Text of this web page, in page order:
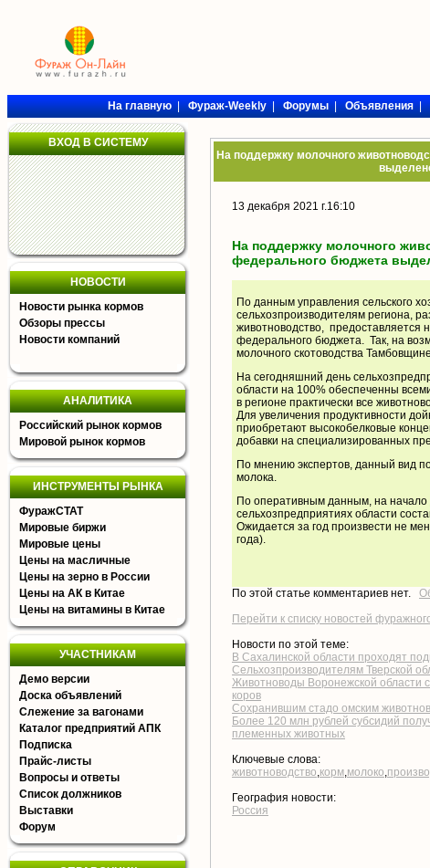
На главную|Фураж-Weekly|Форумы|Объявления|
ВХОД В СИСТЕМУ
НОВОСТИ
Новости рынка кормов
Обзоры прессы
Новости компаний
АНАЛИТИКА
Российский рынок кормов
Мировой рынок кормов
ИНСТРУМЕНТЫ РЫНКА
ФуражСТАТ
Мировые биржи
Мировые цены
Цены на масличные
Цены на зерно в России
Цены на АК в Китае
Цены на витамины в Китае
УЧАСТНИКАМ
Демо версии
Доска объявлений
Слежение за вагонами
Каталог предприятий АПК
Подписка
Прайс-листы
Вопросы и ответы
Список должников
Выставки
Форум
На поддержку молочного
13 декабря 2021 г.16:10
На поддержку молочного
федерального бюджета
По данным управления сельского
сельхозпроизводителям региона,
животноводство, предоставляется
федерального бюджета. Так, на
молочного скотоводства
На сегодняшний день
области на 100% обеспеченны
в регионе практически все
Для увеличения продуктивности
приобретают высокобелковые
добавки на специализированных
По мнению экспертов, данный вид
молока.
По оперативным данным, на начало
сельхозпредприятиях области
Ожидается за год произвести не
года).
По этой статье комментариев нет.
Перейти к списку новостей
Новости по этой теме:
В Сахалинской области проходят
Сельхозпроизводителям Тверской
Животноводы Воронежской области
коров
Сохранившим стадо омским
Более 120 млн рублей субсидий
племенных животных
Ключевые слова:
животноводство,корм,молоко,
География новости:
Россия